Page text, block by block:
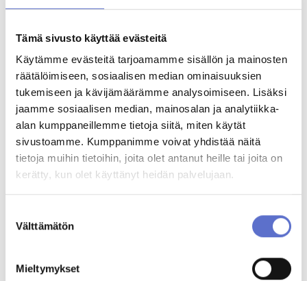
Tämä sivusto käyttää evästeitä
Käytämme evästeitä tarjoamamme sisällön ja mainosten
räätälöimiseen, sosiaalisen median ominaisuuksien
tukemiseen ja kävijämäärämme analysoimiseen. Lisäksi
jaamme sosiaalisen median, mainosalan ja analytiikka-
alan kumppaneillemme tietoja siitä, miten käytät
sivustoamme. Kumppanimme voivat yhdistää näitä
tietoja muihin tietoihin, joita olet antanut heille tai joita on
kerätty, kun olet käyttänyt heidän palvelujaan.
valinta
Välttämätön
Mieltymykset
FIN
Automyyjä Lomalla palaan 10.8.2026
020 506 5854
FIN
Jere Turunen
020 506 5807
FIN
Jarkko Nurmela